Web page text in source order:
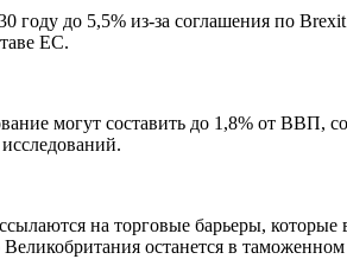
году до 5,5% из-за соглашения по
ЕС.
могут составить до 1,8% от ВВП,
на торговые барьеры,
Великобритания останется в